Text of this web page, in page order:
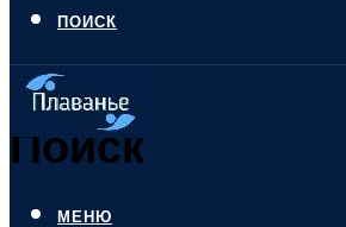
ПОИСК
Поиск
МЕНЮ